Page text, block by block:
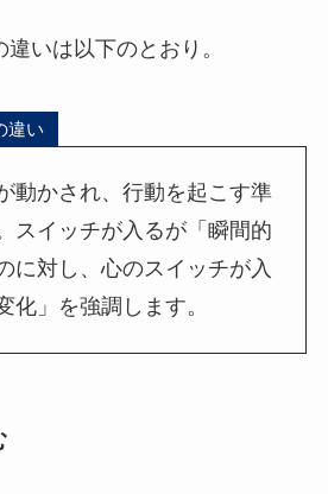
いは以下のとおり。
違い
動かされ、行動を起こす準
スイッチが入るが「瞬間的
に対し、心のスイッチが入
化」を強調します。